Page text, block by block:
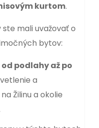
kurtom.
mali uvažovať o
bytov:
podlahy až po
a
Žilinu a okolie